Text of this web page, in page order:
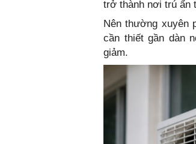
trở thành nơi trú ẩn
Nên thường xuyên
cần thiết gần dàn
giảm.